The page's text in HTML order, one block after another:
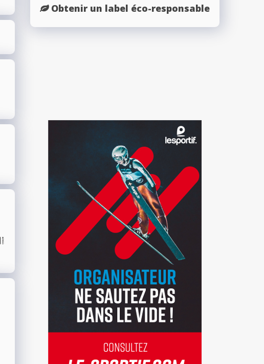
Obtenir un label éco-responsable